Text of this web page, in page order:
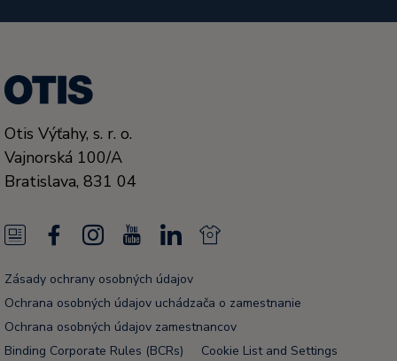
Otis Výťahy, s. r. o.
Vajnorská 100/A
Bratislava, 831 04
N
e
w
s
a
c
e
I
s
t
o
u
T
L
n
k
N
w
s
Zásady ochrany osobných údajov
Ochrana osobných údajov uchádzača o zamestnanie
Ochrana osobných údajov zamestnancov
Binding Corporate Rules (BCRs)
Cookie List and Settings